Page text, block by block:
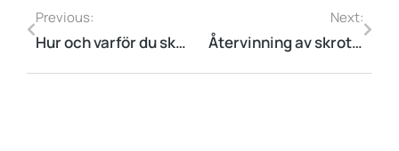
Previous:
Hur och varför du ska återvinna blybatterier
Next:
Återvinning av skrot med ekonomiska och miljömässiga fördelar